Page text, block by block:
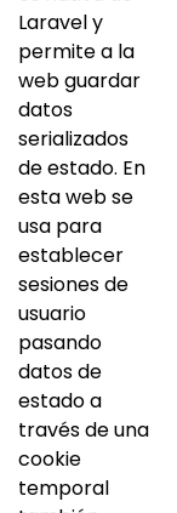
Laravel y
permite a la
web guardar
datos
serializados
de estado. En
esta web se
usa para
establecer
sesiones de
usuario
pasando
datos de
estado a
través de una
cookie
temporal